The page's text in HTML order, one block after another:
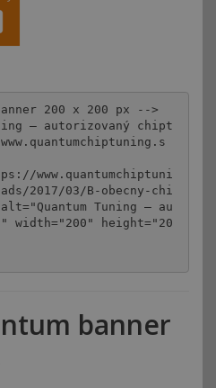
200 x 200 px -->
– autorizovaný chipt
2017/03/B-obecny-chi
Tuning – au
width="200" height="20
banner